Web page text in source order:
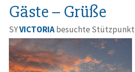
Gäste – Grüße
SYVICTORIAbesuchte Stützpunkt